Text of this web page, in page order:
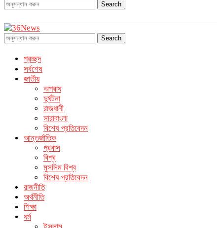
Search
Search
প্রচ্ছদ
সর্বশেষ
জাতীয়
অপরাধ
দুর্ঘটনা
রাজধানী
সারাবাংলা
বিশেষ প্রতিবেদন
আন্তর্জাতিক
প্রবাস
বিশ্ব
মুসলিম বিশ্ব
বিশেষ প্রতিবেদন
রাজনীতি
অর্থনীতি
শিক্ষা
ধর্ম